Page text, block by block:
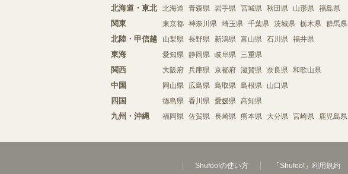
北海道・東北 北海道 青森県 岩手県 宮城県 秋田県 山形県 福島県
関東 東京都 神奈川県 埼玉県 千葉県 茨城県 栃木県 群馬県
北陸・甲信越 山梨県 長野県 新潟県 富山県 石川県 福井県
東海 愛知県 静岡県 岐阜県 三重県
関西 大阪府 兵庫県 京都府 滋賀県 奈良県 和歌山県
中国 岡山県 広島県 鳥取県 島根県 山口県
四国 徳島県 香川県 愛媛県 高知県
九州・沖縄 福岡県 佐賀県 長崎県 熊本県 大分県 宮崎県 鹿児島県
Shufoo!の使い方 「Shufoo!」利用規約